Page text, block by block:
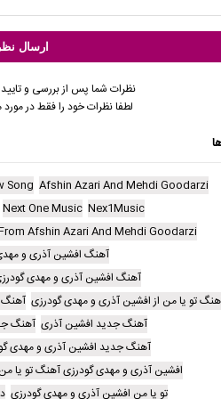
نظرات شما پس از بررسی و
لطفا نظرات خود را فقط در مورد
Afshin Azari And Mehdi Goodarzi
Song
Nex1Music
Next One Music
Afshin Azari And Mehdi Goodarzi
آهنگ افشین آذری و
آهنگ افشین آذری و مهدی
تو یا من از افشین آذری و مهدی گودرزی آهنگ
آهنگ جدید افشین آذری آهنگ
آهنگ جدید افشین آذری و مهدی
افشین آذری و مهدی گودرزی آهنگ تو یا من
تو یا من افشین آذری و مهدی گودرزی